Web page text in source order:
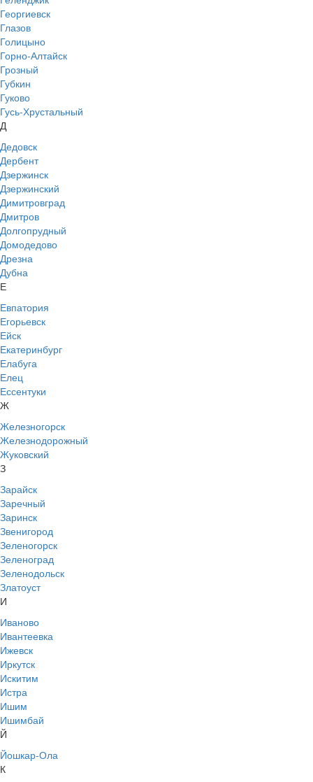
Георгиевск
Глазов
Голицыно
Горно-Алтайск
Грозный
Губкин
Гуково
Гусь-Хрустальный
Д
Дедовск
Дербент
Дзержинск
Дзержинский
Димитровград
Дмитров
Долгопрудный
Домодедово
Дрезна
Дубна
Е
Евпатория
Егорьевск
Ейск
Екатеринбург
Елабуга
Елец
Ессентуки
Ж
Железногорск
Железнодорожный
Жуковский
З
Зарайск
Заречный
Заринск
Звенигород
Зеленогорск
Зеленоград
Зеленодольск
Златоуст
И
Иваново
Ивантеевка
Ижевск
Иркутск
Искитим
Истра
Ишим
Ишимбай
Й
Йошкар-Ола
К